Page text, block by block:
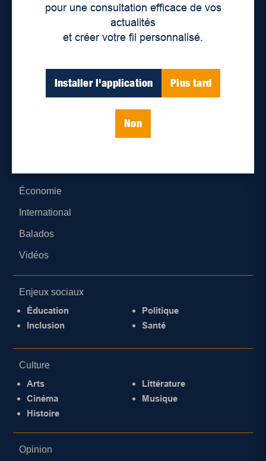
pour une consultation efficace de vos
actualités
et créer votre fil personnalisé.
Installer l'application Plus tard
Non
Lieux de distribution
Économie
International
Balados
Vidéos
Enjeux sociaux
Éducation
Inclusion
Politique
Santé
Culture
Arts
Cinéma
Histoire
Littérature
Musique
Opinion